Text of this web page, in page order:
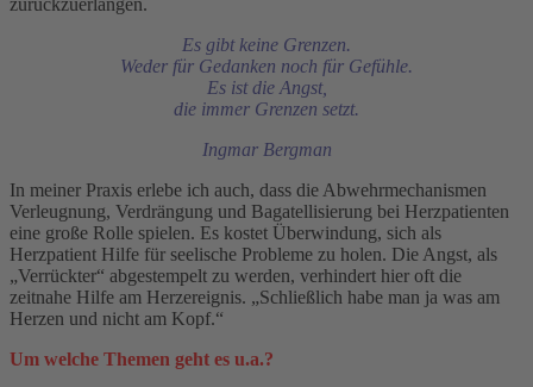
Es gibt keine Grenzen.
Weder für Gedanken noch für Gefühle.
Es ist die Angst,
die immer Grenzen setzt.
Ingmar Bergman
In meiner Praxis erlebe ich auch, dass die Abwehrmechanismen
Verleugnung, Verdrängung und Bagatellisierung bei Herzpatienten
eine große Rolle spielen. Es kostet Überwindung, sich als
Herzpatient Hilfe für seelische Probleme zu holen. Die Angst, als
„Verrückter“ abgestempelt zu werden, verhindert hier oft die
zeitnahe Hilfe am Herzereignis. „Schließlich habe man ja was am
Herzen und nicht am Kopf.“
Um welche Themen geht es u.a.?